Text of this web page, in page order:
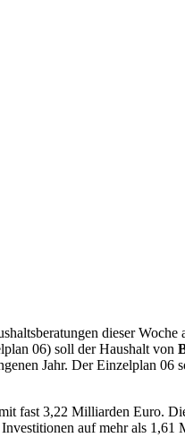
dieser Woche
06) soll der Haushalt von
Jahr. Der Einzelplan 06
fast 3,22 Milliarden Euro.
auf mehr als